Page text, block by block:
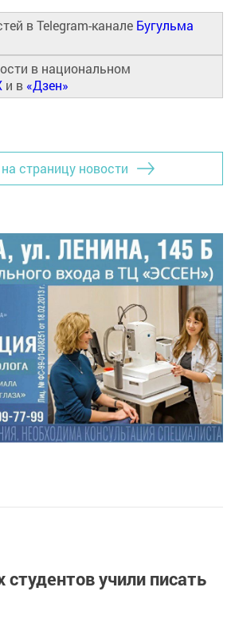
в Telegram-канале Бугульма
в национальном
и в «Дзен»
страницу новости
студентов учили писать